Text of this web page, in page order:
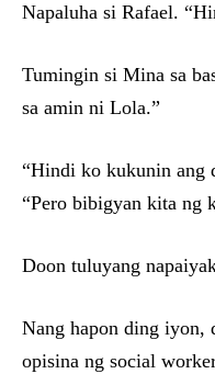
Napaluha si Rafael.
Tumingin si Mina sa
sa amin ni Lola.”
“Hindi ko kukunin ang
“Pero bibigyan kita ng
Doon tuluyang
Nang hapon ding iyon,
opisina ng social